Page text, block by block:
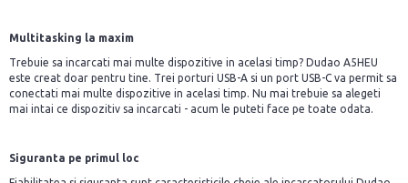
Multitasking la maxim
Trebuie sa incarcati mai multe dispozitive in acelasi timp? Dudao A5HEU
este creat doar pentru tine. Trei porturi USB-A si un port USB-C va permit sa
conectati mai multe dispozitive in acelasi timp. Nu mai trebuie sa alegeti
mai intai ce dispozitiv sa incarcati - acum le puteti face pe toate odata.
Siguranta pe primul loc